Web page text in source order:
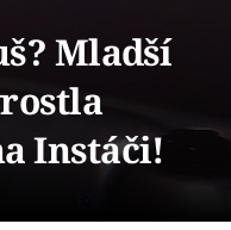
Mladší
Instáči!